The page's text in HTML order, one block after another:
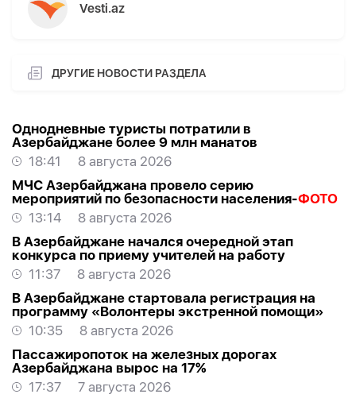
Vesti.az
ДРУГИЕ НОВОСТИ РАЗДЕЛА
Однодневные туристы потратили в
Азербайджане более 9 млн манатов
18:41
8 августа 2026
МЧС Азербайджана провело серию
мероприятий по безопасности населения-ФОТО
13:14
8 августа 2026
В Азербайджане начался очередной этап
конкурса по приему учителей на работу
11:37
8 августа 2026
В Азербайджане стартовала регистрация на
программу «Волонтеры экстренной помощи»
10:35
8 августа 2026
Пассажиропоток на железных дорогах
Азербайджана вырос на 17%
17:37
7 августа 2026